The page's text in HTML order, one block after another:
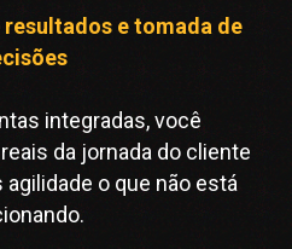
e tomada de
integradas, você
da jornada do cliente
o que não está